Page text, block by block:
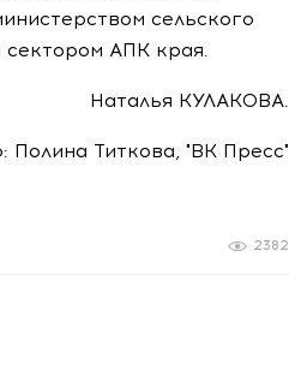
сельского
сектором АПК края.
Наталья КУЛАКОВА.
Полина Титкова, "ВК Пресс"
2382